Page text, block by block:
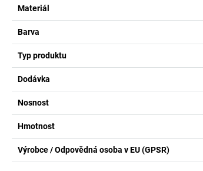
Materiál
Barva
Typ produktu
Dodávka
Nosnost
Hmotnost
Výrobce / Odpovědná osoba v EU (GPSR)